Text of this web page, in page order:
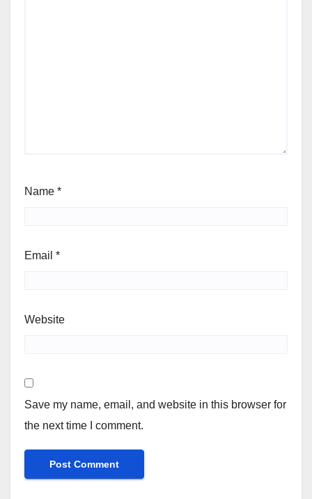
Name *
Email *
Website
Save my name, email, and website in this browser for
the next time I comment.